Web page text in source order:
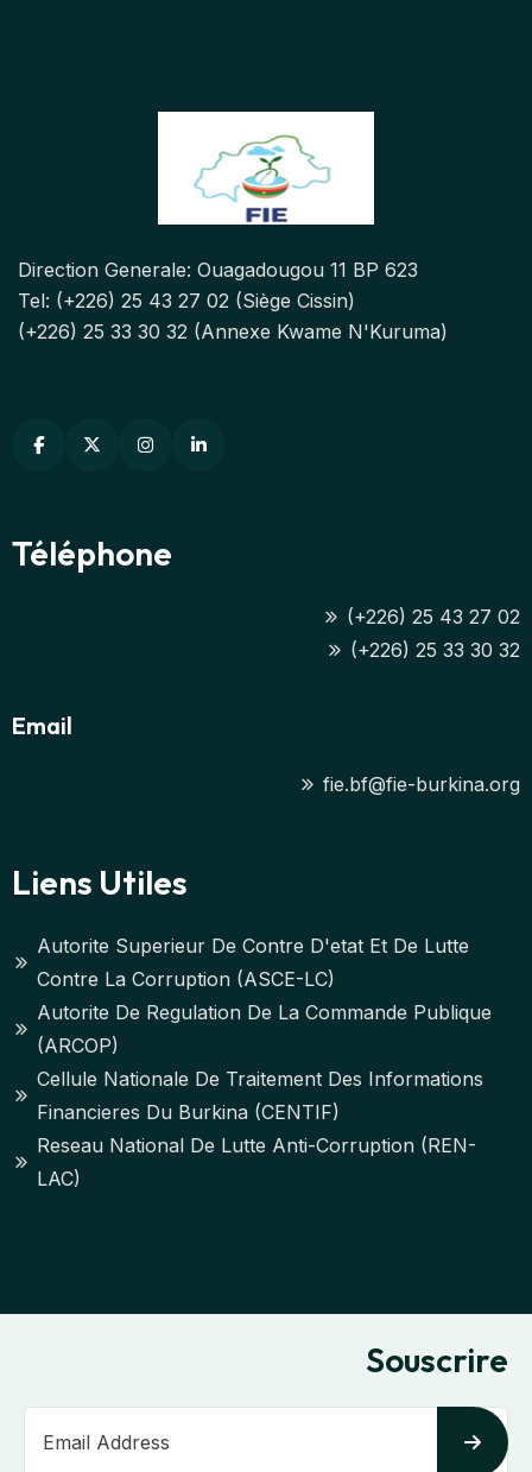
Direction Generale: Ouagadougou 11 BP 623
Tel: (+226) 25 43 27 02 (Siège Cissin)
(+226) 25 33 30 32 (Annexe Kwame N'Kuruma)
Téléphone
(+226) 25 43 27 02
(+226) 25 33 30 32
Email
fie.bf@fie-burkina.org
Liens Utiles
Autorite Superieur De Contre D'etat Et De Lutte
Contre La Corruption (ASCE-LC)
Autorite De Regulation De La Commande Publique
(ARCOP)
Cellule Nationale De Traitement Des Informations
Financieres Du Burkina (CENTIF)
Reseau National De Lutte Anti-Corruption (REN-
LAC)
Souscrire